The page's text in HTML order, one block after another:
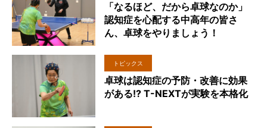
「なるほど、だから卓球なのか」
認知症を心配する中高年の皆さ
ん、卓球をやりましょう！
トピックス
卓球は認知症の予防・改善に効果
がある!? T-NEXTが実験を本格化